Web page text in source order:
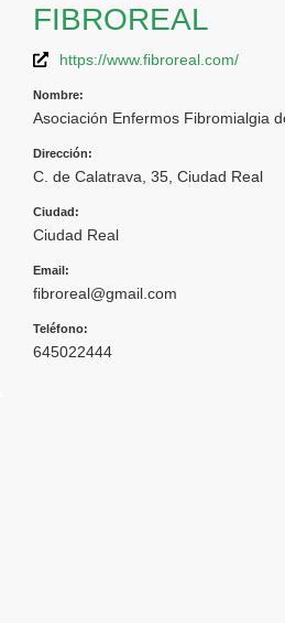
FIBROREAL
https://www.fibroreal.com/
Nombre:
Asociación Enfermos Fibromialgia
Dirección:
C. de Calatrava, 35, Ciudad Real
Ciudad:
Ciudad Real
Email:
fibroreal@gmail.com
Teléfono:
645022444